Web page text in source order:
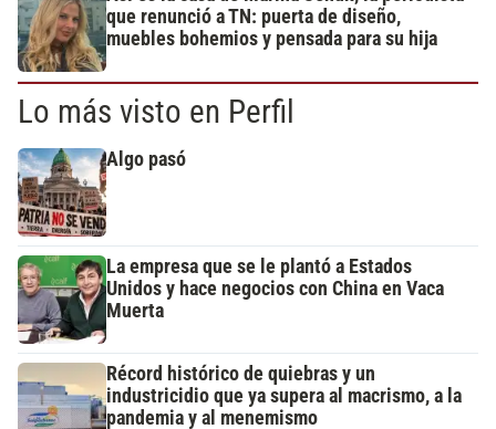
que renunció a TN: puerta de diseño,
muebles bohemios y pensada para su hija
Lo más visto en Perfil
Algo pasó
La empresa que se le plantó a Estados
Unidos y hace negocios con China en Vaca
Muerta
Récord histórico de quiebras y un
industricidio que ya supera al macrismo, a la
pandemia y al menemismo